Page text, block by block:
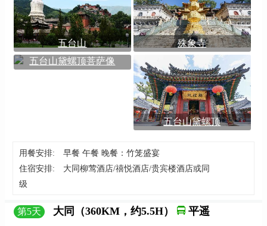
五台山
殊象寺
五台山黛螺顶菩萨像
五台山黛螺顶
用餐安排:
早餐 午餐 晚餐：竹笼盛宴
住宿安排:
大同柳莺酒店/禧悦酒店/贵宾楼酒店或同
级
第5天 大同（360KM，约5.5H） 平遥